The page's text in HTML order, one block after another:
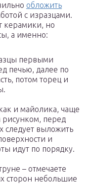
обложить
с изразцами.
керамики, но
а именно:
первыми
печью, далее по
потом торец и
и майолика, чаще
рисунком, перед
следует выложить
и
идут по порядку.
– отмечаете
сторон небольшие